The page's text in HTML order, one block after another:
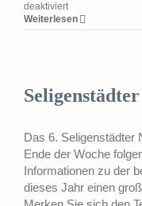
deaktiviertfür
6.
Seligenstädter
Weiterlesen
Das 6. Seligenstädter
Ende der Woche
Informationen zu der
dieses Jahr einen